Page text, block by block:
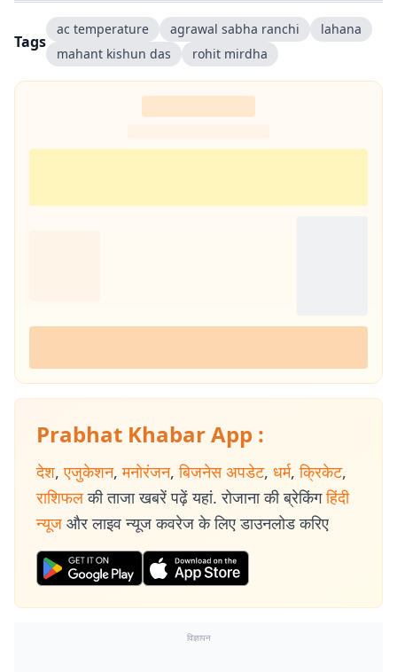
Tags
ac temperature agrawal sabha ranchi
lahana
mahant kishun das
rohit mirdha
Prabhat Khabar App :
देश, एजुकेशन, मनोरंजन, बिजनेस अपडेट, धर्म, क्रिकेट,
राशिफल की ताजा खबरें पढ़ें यहां. रोजाना की ब्रेकिंग हिंदी
न्यूज और लाइव न्यूज कवरेज के लिए डाउनलोड करिए
विज्ञापन